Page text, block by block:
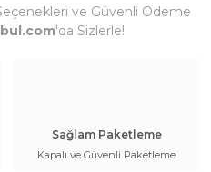
ve Güvenli Ödeme
'da Sizlerle!
Sağlam Paketleme
Kapalı ve Güvenli Paketleme